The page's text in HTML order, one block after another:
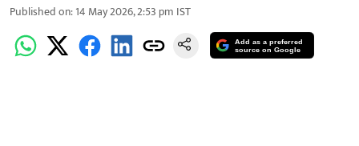
Published on:14 May 2026, 2:53 pm IST
Add as a preferred
source on Google